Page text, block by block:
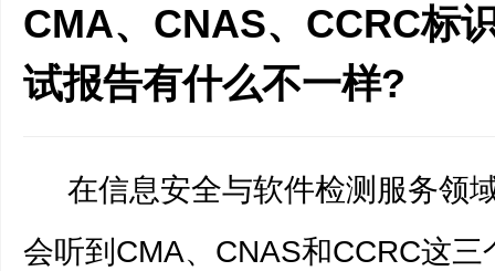
CMA、CNAS、CCRC标
试报告有什么不一样?
在信息安全与软件检测服务领
会听到CMA、CNAS和CCRC这三